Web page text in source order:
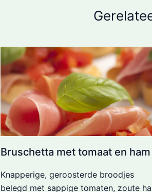
Bruschetta met tomaat en ham
Knapperige, geroosterde broodjes
belegd met sappige tomaten, zoute